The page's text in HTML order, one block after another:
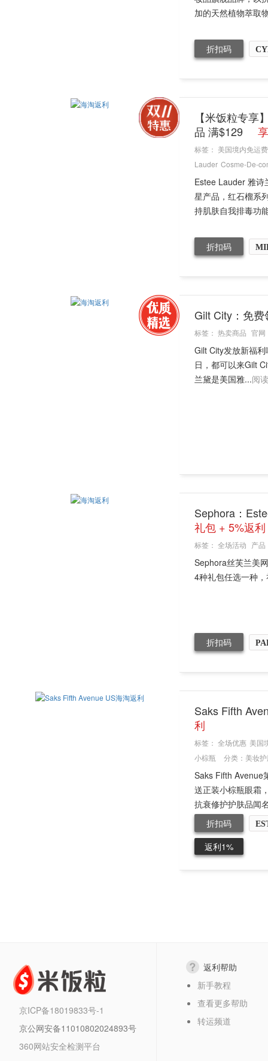
加的天然植物萃取
折扣码
【米饭粒专
品 满$129
标签： 美国境内免运费
Lauder Cosme-De-
Estee Lauder 雅诗
星产品，红石榴系
持肌肤自我排毒功
折扣码
Gilt City：免
标签： 热卖商品 官网
Gilt City发放新福
日，都可以来Gilt
兰黛是美国雅...阅
Sephora：
礼包 + 5%返利
标签： 全场活动 产品
Sephora丝芙兰美
4种礼包任选一种
折扣码
Saks Fifth
利
标签： 全场优惠 美国
小棕瓶
分类： 美妆
Saks Fifth Avenue
送正装小棕瓶眼霜
抗衰修护护肤品闻
折扣码
返利1%
京ICP备18019833号-1
京公网安备11010802024893号
360网站安全检测平台
返利帮助
新手教程
查看更多帮助
转运频道